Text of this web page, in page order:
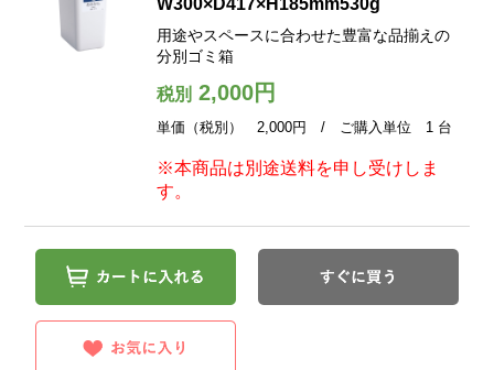
W300×D417×H185mm530g
用途やスペースに合わせた豊富な品揃えの
分別ゴミ箱
税別2,000円
単価（税別） 2,000円 / ご購入単位 1 台
※本商品は別途送料を申し受けしま
す。